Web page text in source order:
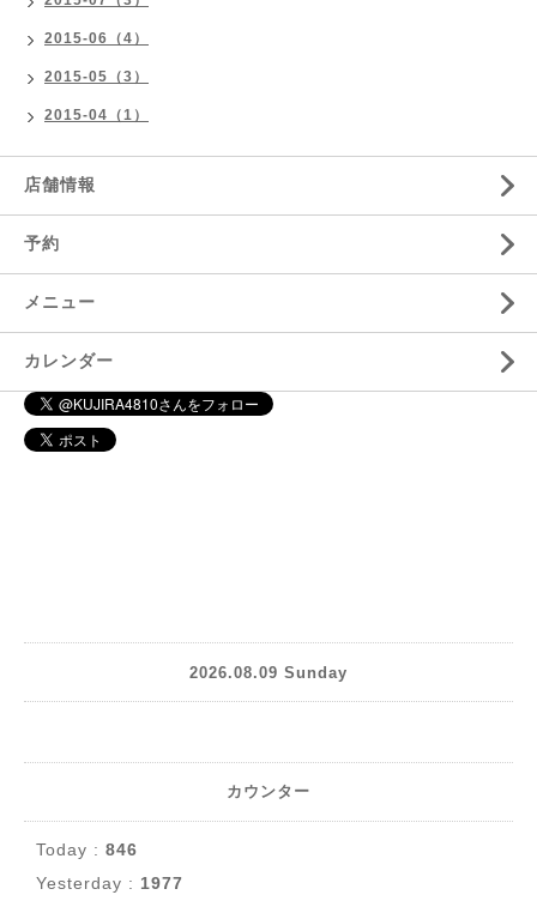
2015-06（4）
2015-05（3）
2015-04（1）
店舗情報
予約
メニュー
カレンダー
2026.08.09 Sunday
カウンター
Today : 846
Yesterday : 1977